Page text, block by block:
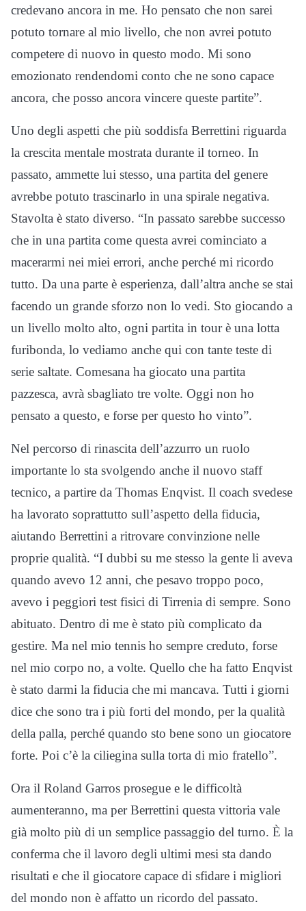
credevano ancora in me. Ho pensato che non sarei
potuto tornare al mio livello, che non avrei potuto
competere di nuovo in questo modo. Mi sono
emozionato rendendomi conto che ne sono capace
ancora, che posso ancora vincere queste partite”.
Uno degli aspetti che più soddisfa Berrettini riguarda
la crescita mentale mostrata durante il torneo. In
passato, ammette lui stesso, una partita del genere
avrebbe potuto trascinarlo in una spirale negativa.
Stavolta è stato diverso. “In passato sarebbe successo
che in una partita come questa avrei cominciato a
macerarmi nei miei errori, anche perché mi ricordo
tutto. Da una parte è esperienza, dall’altra anche se stai
facendo un grande sforzo non lo vedi. Sto giocando a
un livello molto alto, ogni partita in tour è una lotta
furibonda, lo vediamo anche qui con tante teste di
serie saltate. Comesana ha giocato una partita
pazzesca, avrà sbagliato tre volte. Oggi non ho
pensato a questo, e forse per questo ho vinto”.
Nel percorso di rinascita dell’azzurro un ruolo
importante lo sta svolgendo anche il nuovo staff
tecnico, a partire da Thomas Enqvist. Il coach svedese
ha lavorato soprattutto sull’aspetto della fiducia,
aiutando Berrettini a ritrovare convinzione nelle
proprie qualità. “I dubbi su me stesso la gente li aveva
quando avevo 12 anni, che pesavo troppo poco,
avevo i peggiori test fisici di Tirrenia di sempre. Sono
abituato. Dentro di me è stato più complicato da
gestire. Ma nel mio tennis ho sempre creduto, forse
nel mio corpo no, a volte. Quello che ha fatto Enqvist
è stato darmi la fiducia che mi mancava. Tutti i giorni
dice che sono tra i più forti del mondo, per la qualità
della palla, perché quando sto bene sono un giocatore
forte. Poi c’è la ciliegina sulla torta di mio fratello”.
Ora il Roland Garros prosegue e le difficoltà
aumenteranno, ma per Berrettini questa vittoria vale
già molto più di un semplice passaggio del turno. È la
conferma che il lavoro degli ultimi mesi sta dando
risultati e che il giocatore capace di sfidare i migliori
del mondo non è affatto un ricordo del passato.